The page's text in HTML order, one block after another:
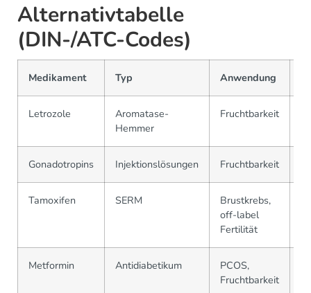
Alternativtabelle
(DIN-/ATC-Codes)
Medikament Typ Anwendung
Letrozole
Aromatase-
Hemmer
Fruchtbarkeit
Gonadotropins Injektionslösungen Fruchtbarkeit
Tamoxifen SERM
Brustkrebs,
off-label
Fertilität
Metformin Antidiabetikum
PCOS,
Fruchtbarkeit